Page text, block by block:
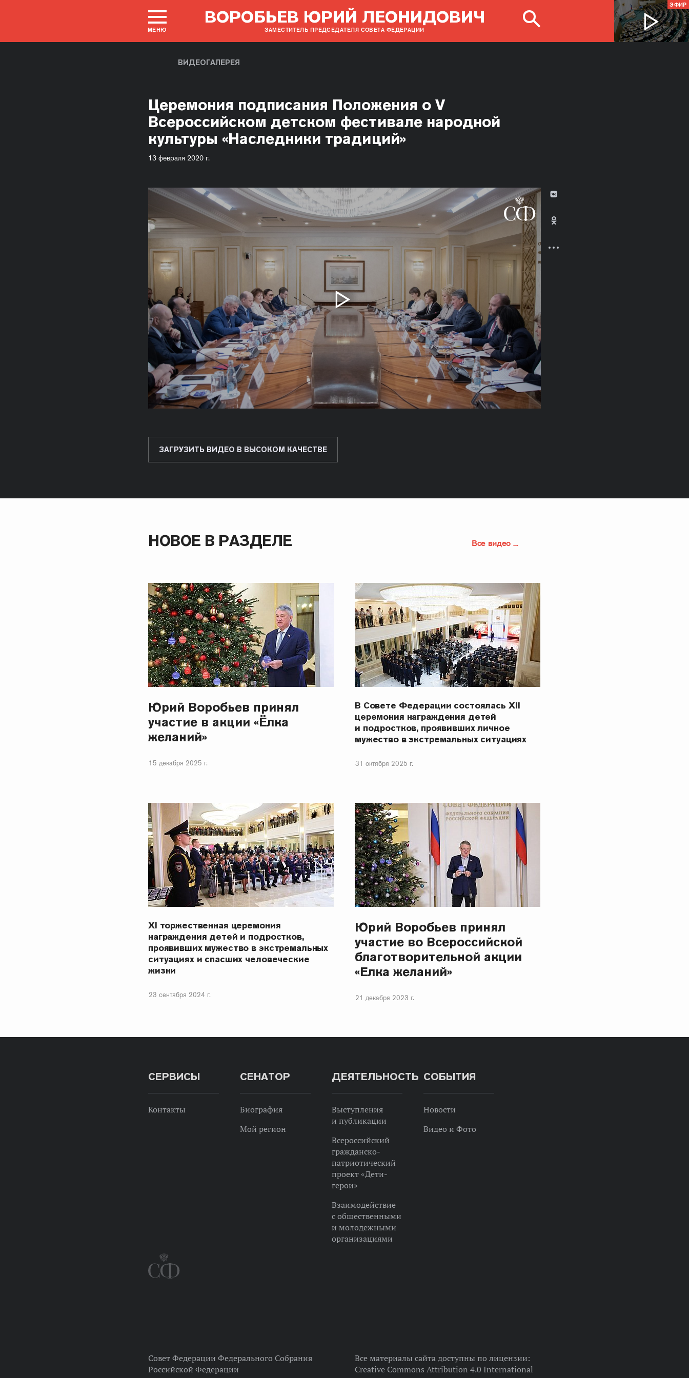
МЕНЮ
ВОРОБЬЕВ ЮРИЙ ЛЕОНИДОВИЧ
ЗАМЕСТИТЕЛЬ ПРЕДСЕДАТЕЛЯ СОВЕТА ФЕДЕРАЦИИ
ЭФИР
ВИДЕОГАЛЕРЕЯ
Церемония подписания Положения о V
Всероссийском детском фестивале народной
культуры «Наследники традиций»
13 февраля 2020 г.
ЗАГРУЗИТЬ ВИДЕО В ВЫСОКОМ КАЧЕСТВЕ
НОВОЕ В РАЗДЕЛЕ Все видео
Юрий Воробьев принял
участие в акции «Ёлка
желаний»
15 декабря 2025 г.
В Совете Федерации состоялась XII
церемония награждения детей
и подростков, проявивших личное
мужество в экстремальных ситуациях
31 октября 2025 г.
XI торжественная церемония
награждения детей и подростков,
проявивших мужество в экстремальных
ситуациях и спасших человеческие
жизни
23 сентября 2024 г.
Юрий Воробьев принял
участие во Всероссийской
благотворительной акции
«Елка желаний»
21 декабря 2023 г.
СЕРВИСЫ
Контакты
СЕНАТОР
Биография
Мой регион
ДЕЯТЕЛЬНОСТЬ
Выступления
и публикации
Всероссийский
гражданско-
патриотический
проект «Дети-
герои»
Взаимодействие
с общественными
и молодежными
организациями
СОБЫТИЯ
Новости
Видео и Фото
Совет Федерации Федерального Собрания
Российской Федерации
Все материалы сайта доступны по лицензии:
Creative Commons Attribution 4.0 International